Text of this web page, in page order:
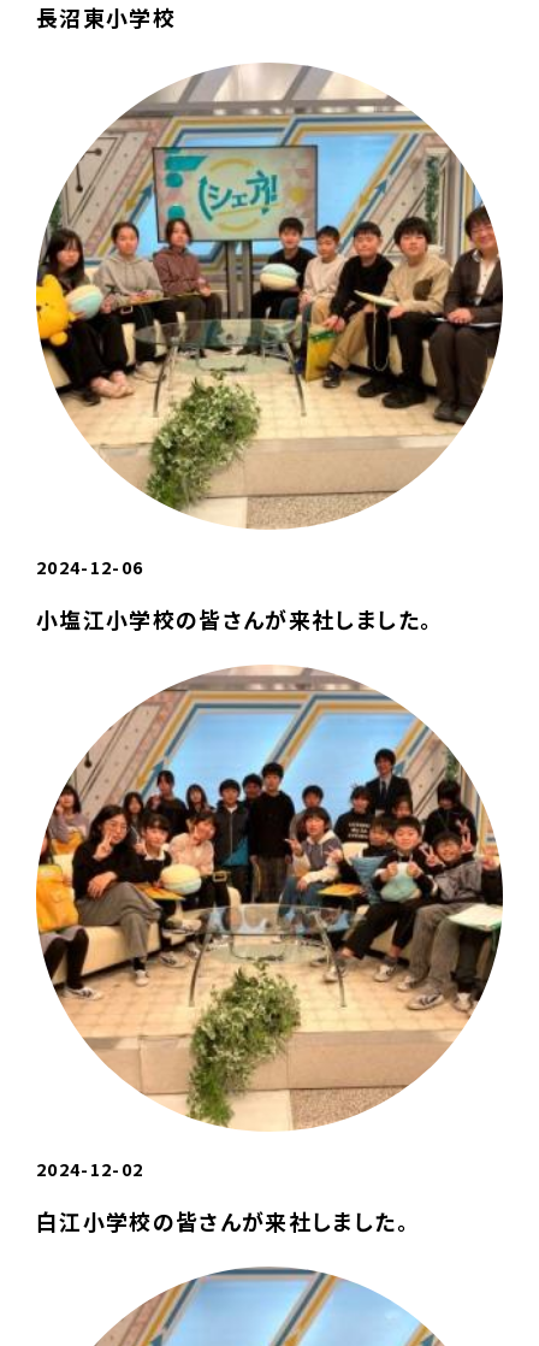
長沼東小学校
2024-12-06
小塩江小学校の皆さんが来社しました。
2024-12-02
白江小学校の皆さんが来社しました。